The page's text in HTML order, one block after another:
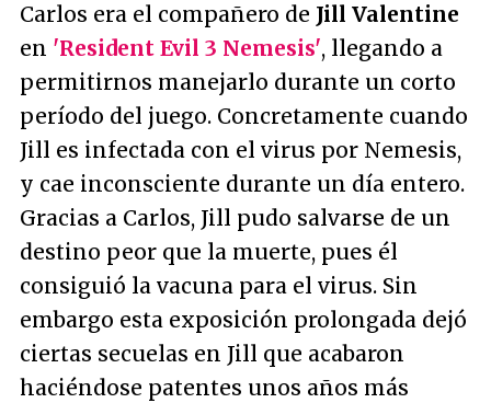
Carlos era el compañero de Jill Valentine
en 'Resident Evil 3 Nemesis', llegando a
permitirnos manejarlo durante un corto
período del juego. Concretamente cuando
Jill es infectada con el virus por Nemesis,
y cae inconsciente durante un día entero.
Gracias a Carlos, Jill pudo salvarse de un
destino peor que la muerte, pues él
consiguió la vacuna para el virus. Sin
embargo esta exposición prolongada dejó
ciertas secuelas en Jill que acabaron
haciéndose patentes unos años más